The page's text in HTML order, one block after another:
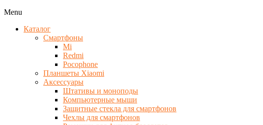
Menu
Каталог
Смартфоны
Mi
Redmi
Pocophone
Планшеты Xiaomi
Аксессуары
Штативы и моноподы
Компьютерные мыши
Защитные стекла для смартфонов
Чехлы для смартфонов